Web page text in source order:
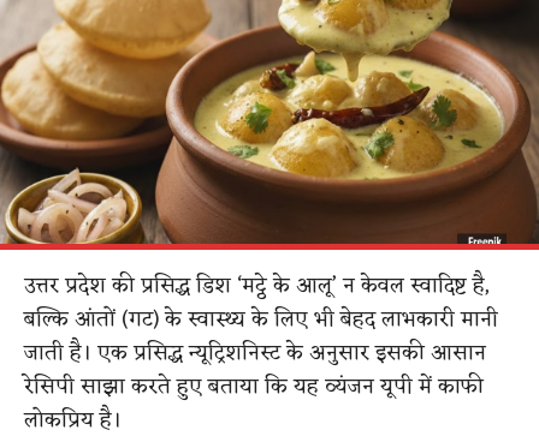
उत्तर प्रदेश की प्रसिद्ध डिश ‘मट्ठे के आलू’ न केवल स्वादिष्ट है,
बल्कि आंतों (गट) के स्वास्थ्य के लिए भी बेहद लाभकारी मानी
जाती है।एक​प्रसिद्ध​न्यूट्रिशनिस्टके​ अनुसारइसकी आसान
रेसिपी साझा करते हुए बताया कि यह व्यंजन यूपी में काफी
लोकप्रिय है।